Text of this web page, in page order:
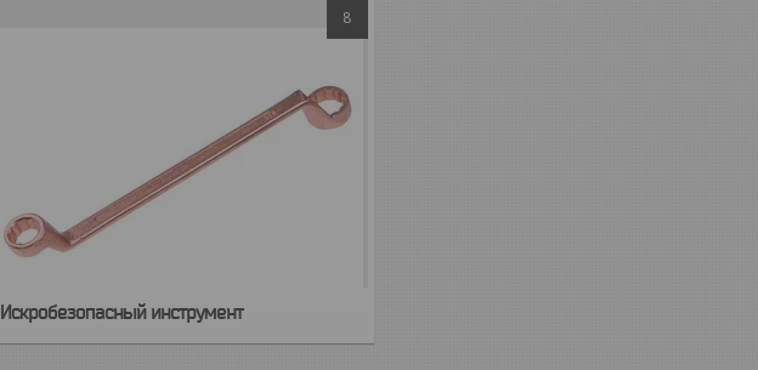
8
Искробезопасный инструмент